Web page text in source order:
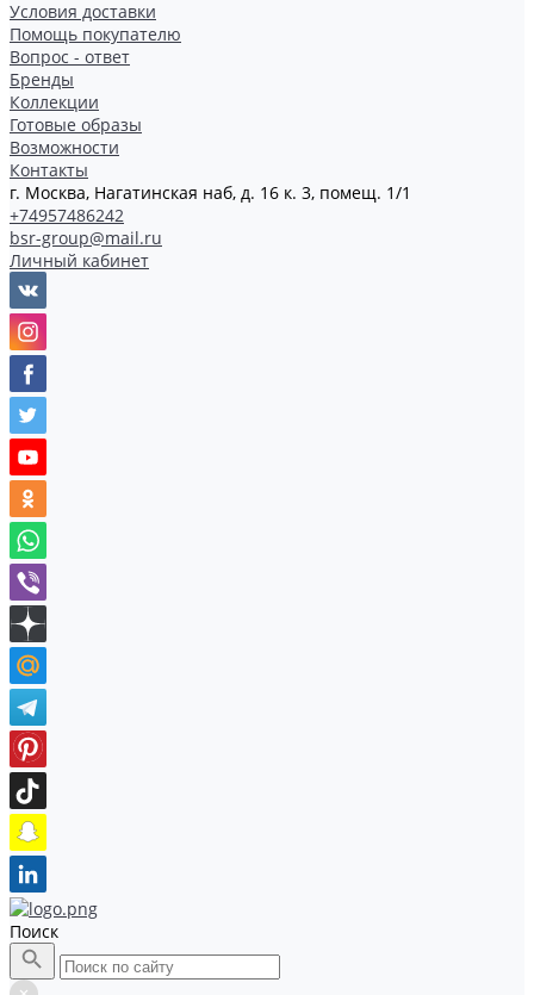
Условия доставки
Помощь покупателю
Вопрос - ответ
Бренды
Коллекции
Готовые образы
Возможности
Контакты
г. Москва, Нагатинская наб, д. 16 к. 3, помещ. 1/1
+74957486242
bsr-group@mail.ru
Личный кабинет
Поиск